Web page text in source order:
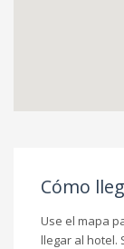
Cómo
Use el mapa
llegar al hotel.